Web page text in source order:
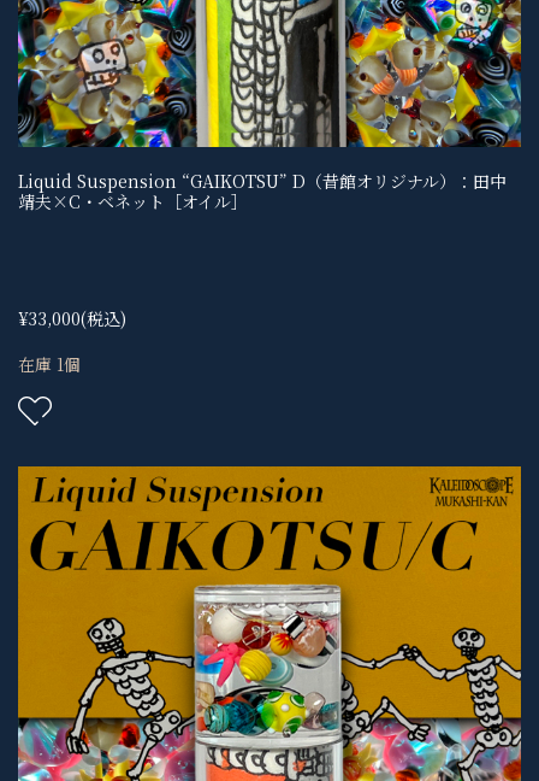
Liquid Suspension “GAIKOTSU” D（昔館オリジナル）：田中
靖夫×C・ベネット［オイル］
¥33,000(税込)
在庫 1個